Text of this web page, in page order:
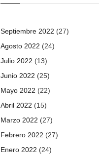
Septiembre 2022 (27)
Agosto 2022 (24)
Julio 2022 (13)
Junio 2022 (25)
Mayo 2022 (22)
Abril 2022 (15)
Marzo 2022 (27)
Febrero 2022 (27)
Enero 2022 (24)